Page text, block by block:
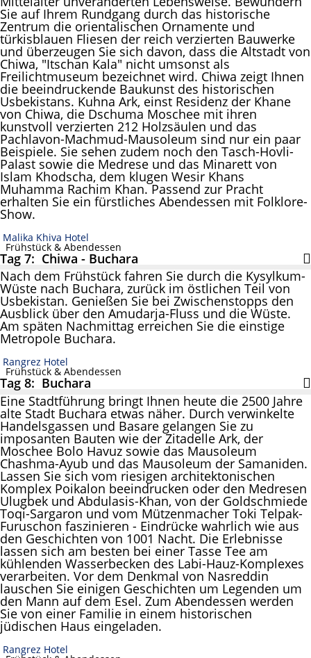
Sie auf Ihrem Rundgang durch das historische
Zentrum die orientalischen Ornamente und
türkisblauen Fliesen der reich verzierten Bauwerke
und überzeugen Sie sich davon, dass die Altstadt von
Chiwa, "Itschan Kala" nicht umsonst als
Freilichtmuseum bezeichnet wird. Chiwa zeigt Ihnen
die beeindruckende Baukunst des historischen
Usbekistans. Kuhna Ark, einst Residenz der Khane
von Chiwa, die Dschuma Moschee mit ihren
kunstvoll verzierten 212 Holzsäulen und das
Pachlavon-Machmud-Mausoleum sind nur ein paar
Beispiele. Sie sehen zudem noch den Tasch-Hovli-
Palast sowie die Medrese und das Minarett von
Islam Khodscha, dem klugen Wesir Khans
Muhamma Rachim Khan. Passend zur Pracht
erhalten Sie ein fürstliches Abendessen mit Folklore-
Show.
Malika Khiva Hotel
Frühstück & Abendessen
Tag 7: Chiwa - Buchara
Nach dem Frühstück fahren Sie durch die Kysylkum-
Wüste nach Buchara, zurück im östlichen Teil von
Usbekistan. Genießen Sie bei Zwischenstopps den
Ausblick über den Amudarja-Fluss und die Wüste.
Am späten Nachmittag erreichen Sie die einstige
Metropole Buchara.
Rangrez Hotel
Frühstück & Abendessen
Tag 8: Buchara
Eine Stadtführung bringt Ihnen heute die 2500 Jahre
alte Stadt Buchara etwas näher. Durch verwinkelte
Handelsgassen und Basare gelangen Sie zu
imposanten Bauten wie der Zitadelle Ark, der
Moschee Bolo Havuz sowie das Mausoleum
Chashma-Ayub und das Mausoleum der Samaniden.
Lassen Sie sich vom riesigen architektonischen
Komplex Poikalon beeindrucken oder den Medresen
Ulugbek und Abdulasis-Khan, von der Goldschmiede
Toqi-Sargaron und vom Mützenmacher Toki Telpak-
Furuschon faszinieren - Eindrücke wahrlich wie aus
den Geschichten von 1001 Nacht. Die Erlebnisse
lassen sich am besten bei einer Tasse Tee am
kühlenden Wasserbecken des Labi-Hauz-Komplexes
verarbeiten. Vor dem Denkmal von Nasreddin
lauschen Sie einigen Geschichten um Legenden um
den Mann auf dem Esel. Zum Abendessen werden
Sie von einer Familie in einem historischen
jüdischen Haus eingeladen.
Rangrez Hotel